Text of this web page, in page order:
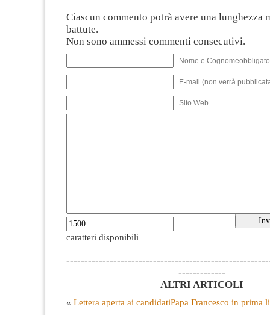
Ciascun commento potrà avere una lunghezza
battute.
Non sono ammessi commenti consecutivi.
Nome e
E-mail (non verrà
Sito Web
caratteri disponibili
-------------
ALTRI ARTICOLI
« Lettera aperta ai candidatiPapa Francesco in prima